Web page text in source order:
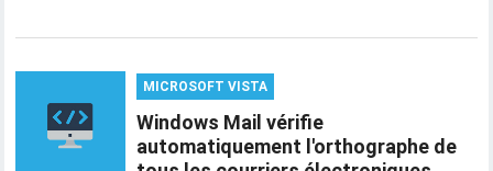
MICROSOFT VISTA
Windows Mail vérifie
automatiquement l'orthographe de